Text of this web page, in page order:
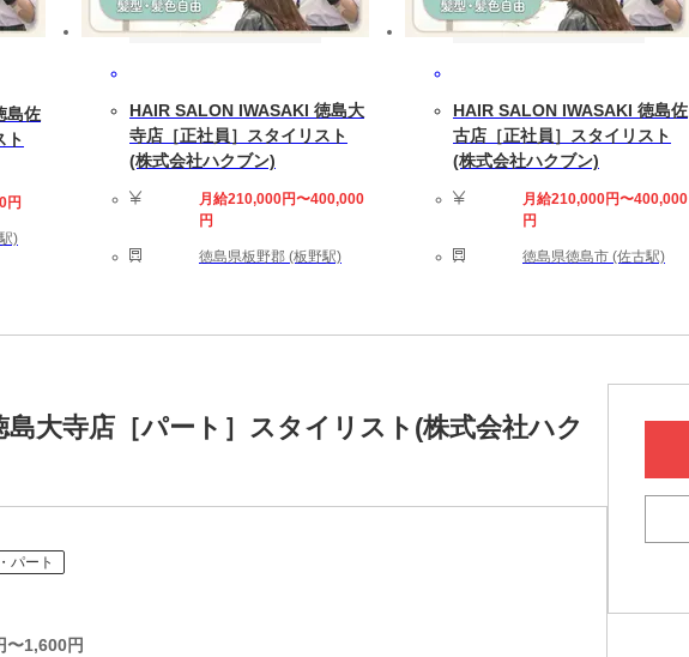
島佐
ト
円
)
HAIR SALON IWASAKI 徳島大
寺店［正社員］スタイリスト
(株式会社ハクブン)
月給210,000円〜400,000
円
徳島県板野郡 (板野駅)
HAIR SALON IWASAKI 徳島佐
古店［正社員］スタイリスト
(株式会社ハクブン)
月給210,000円〜400,000
円
徳島県徳島市 (佐古駅)
大寺店［パート］スタイリスト(株式会社ハク
パート
〜1,600円